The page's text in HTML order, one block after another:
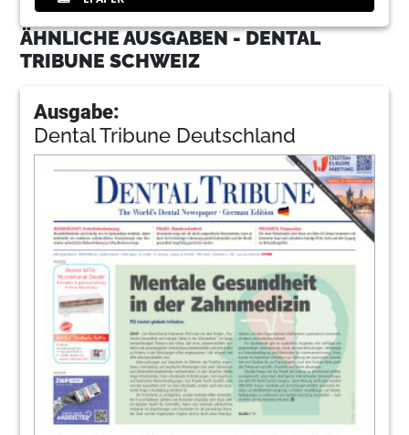
ÄHNLICHE AUSGABEN - DENTAL
TRIBUNE SCHWEIZ
Ausgabe:
Dental Tribune Deutschland